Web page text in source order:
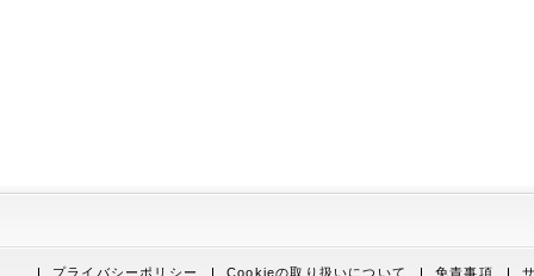
プライバシーポリシー Cookieの取り扱いについて 免責事項